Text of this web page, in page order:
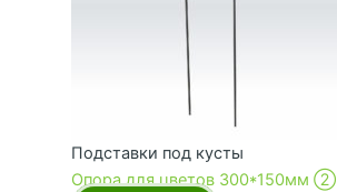
Подставки под кусты
Опора для цветов 300*150мм ➁